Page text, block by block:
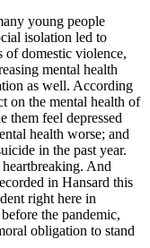
young people
isolation led to
of domestic violence,
mental health
as well. According
on the mental health of
them feel depressed
health worse; and
in the past year.
And
in Hansard this
right here in
the pandemic,
obligation to stand